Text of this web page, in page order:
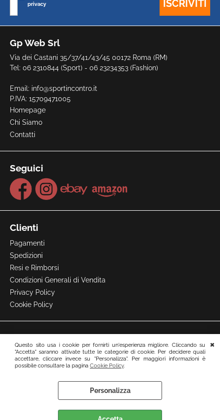
Questo sito usa i cookie per fornirti un'esperienza migliore. Cliccando su
"Accetta" saranno attivate tutte le categorie di cookie. Per decidere quali
accettare, cliccare invece su "Personalizza". Per maggiori informazioni è
possibile consultare la pagina Cookie Policy.
Personalizza
Gp Web Srl
Via dei Castani 35/37/41/43/45 00172 Roma (RM)
Tel: 06 2310844 (Sport) - 06 23234353 (Fashion)
Email: info@sportincontro.it
P.IVA: 15709471005
Homepage
Chi Siamo
Contatti
Seguici
Clienti
Pagamenti
Spedizioni
Resi e Rimborsi
Condizioni Generali di Vendita
Privacy Policy
Cookie Policy
privacy
Preferenze cookie